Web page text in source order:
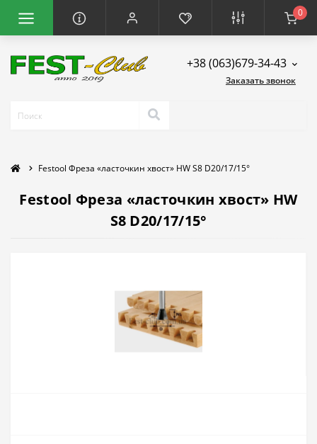
0
+38 (063)679-34-43
Заказать звонок
Festool Фреза «ласточкин хвост» HW S8 D20/17/15°
Festool Фреза «ласточкин хвост» HW
S8 D20/17/15°